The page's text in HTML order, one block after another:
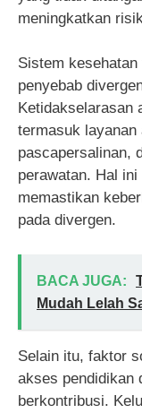
meningkatkan
Sistem
penyebab
Ketidakselarasan
termasuk layanan
pascapersalinan,
perawatan. Hal
memastikan
pada divergen.
BACA JUGA:
Mudah Lelah
Selain itu, faktor
akses pendidikan
berkontribusi.